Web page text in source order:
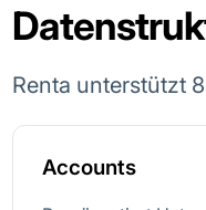
Renta unterstützt
Accounts